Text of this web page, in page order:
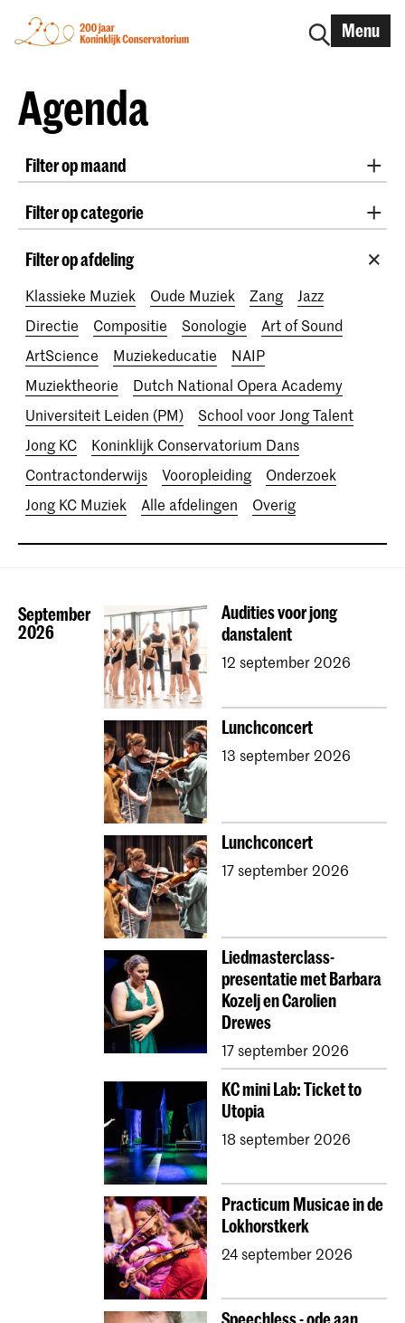
Menu
Agenda
Filter op maand
October 2026
November 2026
December 2026
July 2027
Filter op categorie
Lunchconcerten
Filter op afdeling
Klassieke Muziek Oude Muziek Zang
Jazz
Directie
Compositie Sonologie
Art of Sound
ArtScience
Muziekeducatie
NAIP
Muziektheorie
Dutch National Opera Academy
Universiteit Leiden (PM)
School voor Jong Talent
Jong KC
Koninklijk Conservatorium Dans
Contractonderwijs
Vooropleiding
Onderzoek
Jong KC Muziek
Alle afdelingen Overig
September
2026
Audities voor jong
danstalent
12 september 2026
Lunchconcert
13 september 2026
Lunchconcert
17 september 2026
Liedmasterclass-
presentatie met Barbara
Kozelj en Carolien
Drewes
17 september 2026
KC mini Lab: Ticket to
Utopia
18 september 2026
Practicum Musicae in de
Lokhorstkerk
24 september 2026
Speechless - ode aan